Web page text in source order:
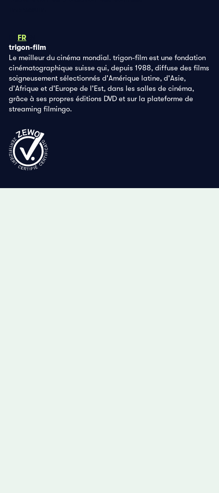
FR
trigon-film
Le meilleur du cinéma mondial. trigon-film est une fondation
cinématographique suisse qui, depuis 1988, diffuse des films
soigneusement sélectionnés d'Amérique latine, d'Asie,
d'Afrique et d'Europe de l'Est, dans les salles de cinéma,
grâce à ses propres éditions DVD et sur la plateforme de
streaming filmingo.